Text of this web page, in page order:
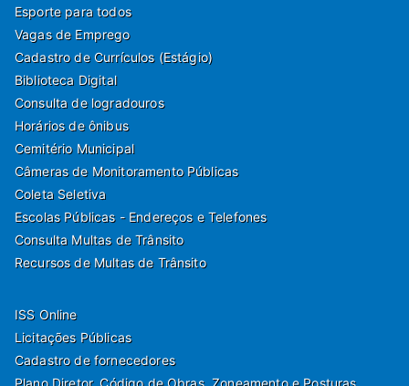
Esporte para todos
Vagas de Emprego
Cadastro de Currículos (Estágio)
Biblioteca Digital
Consulta de logradouros
Horários de ônibus
Cemitério Municipal
Câmeras de Monitoramento Públicas
Coleta Seletiva
Escolas Públicas - Endereços e Telefones
Consulta Multas de Trânsito
Recursos de Multas de Trânsito
ISS Online
Licitações Públicas
Cadastro de fornecedores